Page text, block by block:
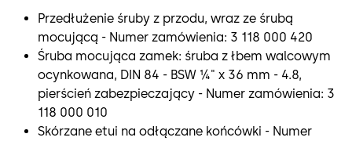
Przedłużenie śruby z przodu, wraz ze śrubą
mocującą - Numer zamówienia: 3 118 000 420
Śruba mocująca zamek: śruba z łbem walcowym
ocynkowana, DIN 84 - BSW ¼" x 36 mm - 4.8,
pierścień zabezpieczający - Numer zamówienia: 3
118 000 010
Skórzane etui na odłączane końcówki - Numer